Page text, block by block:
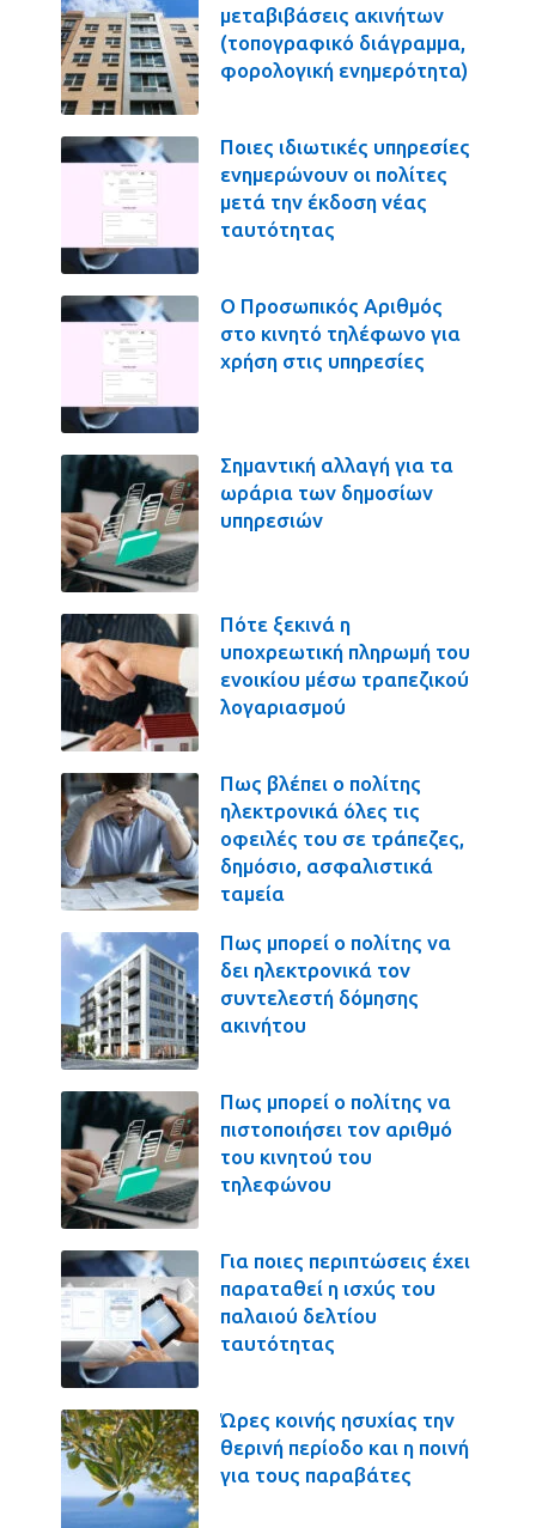
μεταβιβάσεις ακινήτων
(τοπογραφικό διάγραμμα,
φορολογική ενημερότητα)
Ποιες ιδιωτικές υπηρεσίες
ενημερώνουν οι πολίτες
μετά την έκδοση νέας
ταυτότητας
Ο Προσωπικός Αριθμός
στο κινητό τηλέφωνο για
χρήση στις υπηρεσίες
Σημαντική αλλαγή για τα
ωράρια των δημοσίων
υπηρεσιών
Πότε ξεκινά η
υποχρεωτική πληρωμή του
ενοικίου μέσω τραπεζικού
λογαριασμού
Πως βλέπει ο πολίτης
ηλεκτρονικά όλες τις
οφειλές του σε τράπεζες,
δημόσιο, ασφαλιστικά
ταμεία
Πως μπορεί ο πολίτης να
δει ηλεκτρονικά τον
συντελεστή δόμησης
ακινήτου
Πως μπορεί ο πολίτης να
πιστοποιήσει τον αριθμό
του κινητού του
τηλεφώνου
Για ποιες περιπτώσεις έχει
παραταθεί η ισχύς του
παλαιού δελτίου
ταυτότητας
Ώρες κοινής ησυχίας την
θερινή περίοδο και η ποινή
για τους παραβάτες